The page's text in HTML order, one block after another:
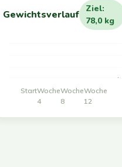
Gewichtsverlauf
Ziel:
78,0 kg
StartWoche
4
Woche
8
Woche
12